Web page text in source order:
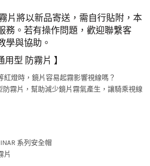
片將以新品寄送，需自行貼附，本
務。若有操作問題，歡迎聯繫客
學與協助。
用型 防霧片 】
紅燈時，鏡片容易起霧影響視線嗎？
防霧片，幫助減少鏡片霧氣產生，讓騎乘視線
系列安全帽
片